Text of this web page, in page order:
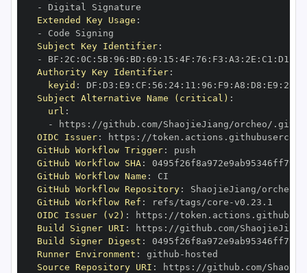
-
Extended Key Usage :
-
Subject Key Identifier:
-
BF : 2C : 0C : 5B: 96 : BD : 69 : 15 : 4F : 76 : F3 : A3 : 2E : C1 : D1
Authority Key Identifier:
keyid : DF : D3 : E9 : CF : 56 : 24: 11 : 96 : F9 : A8 : D8 : E9 : 28
Subject Alternative Name (critical) :
url :
-
https : //github.com/ShaojieJiang/orcheo/
OIDC Issuer: https :
GitHub Workflow Trigger:
GitHub Workflow SHA:
GitHub Workflow Name :
GitHub Workflow Repository:
GitHub Workflow Ref : refs/tags/core -
OIDC Issuer (v2) : https :
Build Signer URI : https : //github.com/
Build Signer Digest :
Runner Environment : github -
Source Repository URI : https :